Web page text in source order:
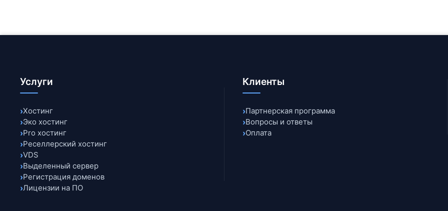
Услуги
Хостинг
Эко хостинг
Pro хостинг
Реселлерский хостинг
VDS
Выделенный сервер
Регистрация доменов
Лицензии на ПО
Клиенты
Партнерская программа
Вопросы и ответы
Оплата